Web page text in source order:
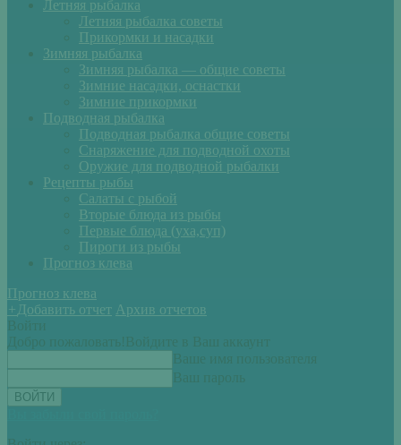
Летняя рыбалка
Летняя рыбалка советы
Прикормки и насадки
Зимняя рыбалка
Зимняя рыбалка — общие советы
Зимние насадки, оснастки
Зимние прикормки
Подводная рыбалка
Подводная рыбалка общие советы
Снаряжение для подводной охоты
Оружие для подводной рыбалки
Рецепты рыбы
Салаты с рыбой
Вторые блюда из рыбы
Первые блюда (уха,суп)
Пироги из рыбы
Прогноз клева
Прогноз клева
+ Добавить отчет Архив отчетов
Войти
Добро пожаловать! Войдите в Ваш аккаунт
Ваше имя пользователя
Ваш пароль